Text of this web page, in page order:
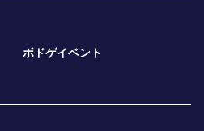
ボドゲイベント